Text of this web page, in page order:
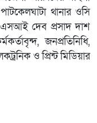
থানার ওসি
এসআই দেব প্রসাদ দাশ
জনপ্রতিনিধি,
ও প্রিন্ট মিডিয়ার